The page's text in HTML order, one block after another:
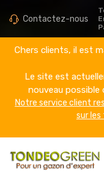
Contactez-nous
Chers clients, il est
Le site est
nouveau possible
Notre service client
sur les